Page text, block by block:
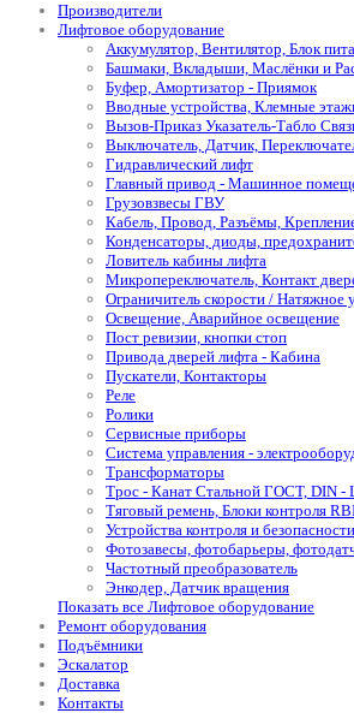
Производители
Лифтовое оборудование
Аккумулятор, Вентилятор, Блок
Башмаки, Вкладыши, Маслёнки и
Буфер, Амортизатор - Приямок
Вводные устройства, Клемные
Вызов-Приказ Указатель-Табло
Выключатель, Датчик,
Гидравлический лифт
Главный привод - Машинное
Грузовзвесы ГВУ
Кабель, Провод, Разъёмы,
Конденсаторы, диоды,
Ловитель кабины лифта
Микропереключатель, Контакт
Ограничитель скорости / Натяжное
Освещение, Аварийное освещение
Пост ревизии, кнопки стоп
Привода дверей лифта - Кабина
Пускатели, Контакторы
Реле
Ролики
Сервисные приборы
Система управления -
Трансформаторы
Трос - Канат Стальной ГОСТ, DIN -
Тяговый ремень, Блоки контроля
Устройства контроля и безопасности
Фотозавесы, фотобарьеры,
Частотный преобразователь
Энкодер, Датчик вращения
Показать все Лифтовое оборудование
Ремонт оборудования
Подъёмники
Эскалатор
Доставка
Контакты